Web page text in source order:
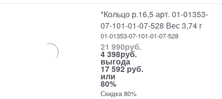
*Кольцо р.16,5 арт. 01-01353-
07-101-01-07-528 Вес 3,74 г
01-01353-07-101-01-07-528
21 990руб.
4 398руб.
выгода
17 592 руб.
или
80%
Скидка 80%